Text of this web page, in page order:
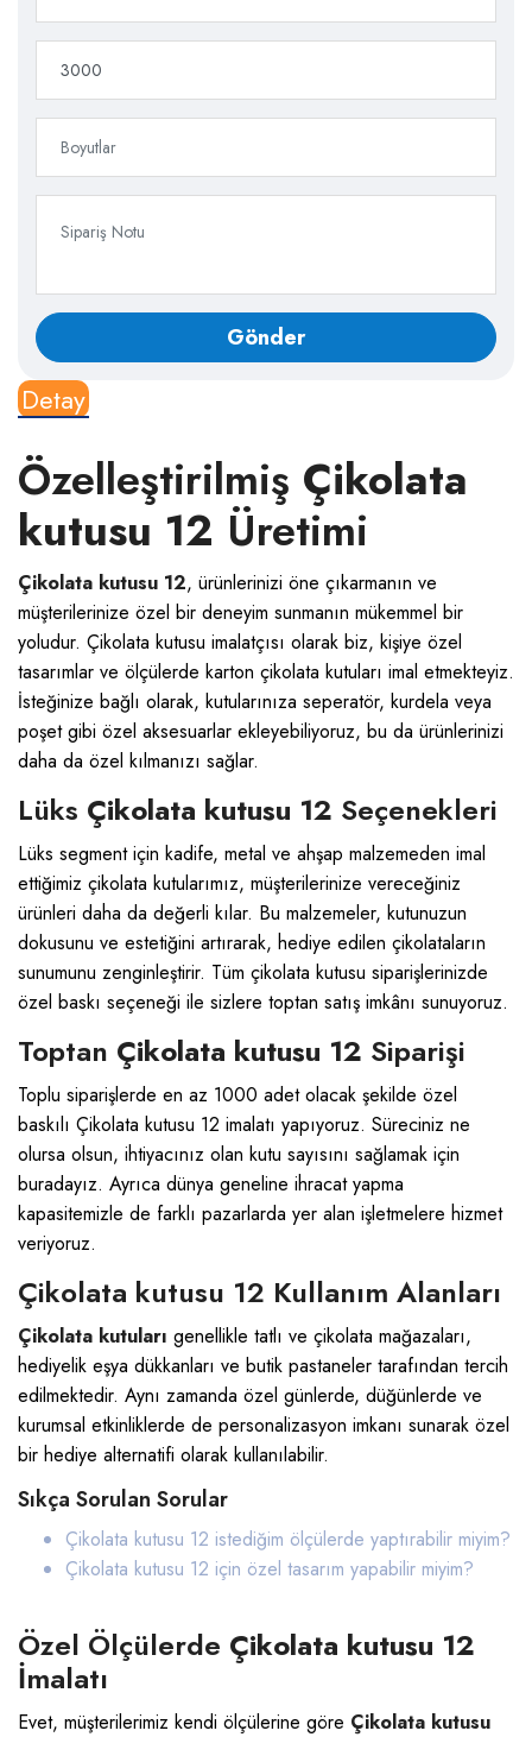
Detay
Özelleştirilmiş Çikolata
kutusu 12 Üretimi
Çikolata kutusu 12, ürünlerinizi öne çıkarmanın ve
müşterilerinize özel bir deneyim sunmanın mükemmel bir
yoludur. Çikolata kutusu imalatçısı olarak biz, kişiye özel
tasarımlar ve ölçülerde karton çikolata kutuları imal etmekteyiz.
İsteğinize bağlı olarak, kutularınıza seperatör, kurdela veya
poşet gibi özel aksesuarlar ekleyebiliyoruz, bu da ürünlerinizi
daha da özel kılmanızı sağlar.
Lüks Çikolata kutusu 12 Seçenekleri
Lüks segment için kadife, metal ve ahşap malzemeden imal
ettiğimiz çikolata kutularımız, müşterilerinize vereceğiniz
ürünleri daha da değerli kılar. Bu malzemeler, kutunuzun
dokusunu ve estetiğini artırarak, hediye edilen çikolataların
sunumunu zenginleştirir. Tüm çikolata kutusu siparişlerinizde
özel baskı seçeneği ile sizlere toptan satış imkânı sunuyoruz.
Toptan Çikolata kutusu 12 Siparişi
Toplu siparişlerde en az 1000 adet olacak şekilde özel
baskılı Çikolata kutusu 12 imalatı yapıyoruz. Süreciniz ne
olursa olsun, ihtiyacınız olan kutu sayısını sağlamak için
buradayız. Ayrıca dünya geneline ihracat yapma
kapasitemizle de farklı pazarlarda yer alan işletmelere hizmet
veriyoruz.
Çikolata kutusu 12 Kullanım Alanları
Çikolata kutuları genellikle tatlı ve çikolata mağazaları,
hediyelik eşya dükkanları ve butik pastaneler tarafından tercih
edilmektedir. Aynı zamanda özel günlerde, düğünlerde ve
kurumsal etkinliklerde de personalizasyon imkanı sunarak özel
bir hediye alternatifi olarak kullanılabilir.
Sıkça Sorulan Sorular
Çikolata kutusu 12 istediğim ölçülerde yaptırabilir miyim?
Çikolata kutusu 12 için özel tasarım yapabilir miyim?
Özel Ölçülerde Çikolata kutusu 12
İmalatı
Evet, müşterilerimiz kendi ölçülerine göre Çikolata kutusu